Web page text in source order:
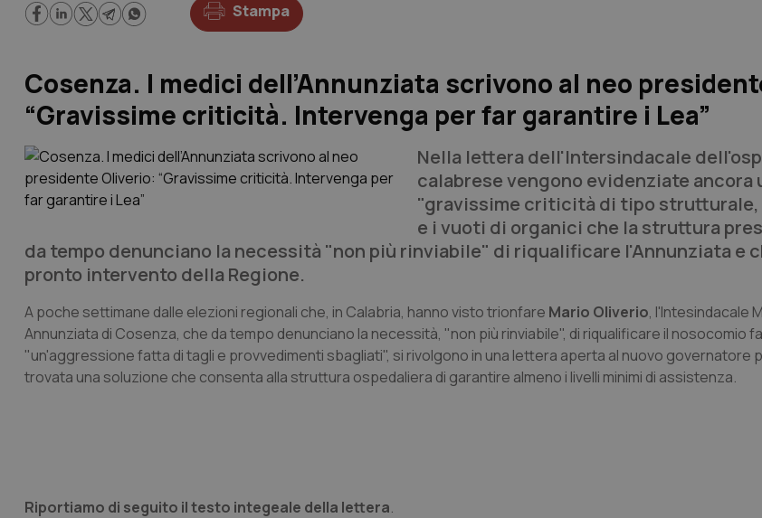
Stampa
Cosenza. I medici dell’Annunziata scrivono al neo
“Gravissime criticità. Intervenga per far garantire i Lea”
Nella lettera dell'Intersindacale
calabrese vengono evidenziate ancora
"gravissime criticità di tipo
e i vuoti di organici che la struttura
da tempo denunciano la necessità "non più rinviabile" di riqualificare l'Annunziata e
pronto intervento della Regione.
A poche settimane dalle elezioni regionali che, in Calabria, hanno visto trionfare Mario Oliverio, l'Intesindacale
Annunziata di Cosenza, che da tempo denunciano la necessità, "non più rinviabile", di riqualificare il nosocomio
"un'aggressione fatta di tagli e provvedimenti sbagliati", si rivolgono in una lettera aperta al nuovo governatore
trovata una soluzione che consenta alla struttura ospedaliera di garantire almeno i livelli minimi di assistenza.
Riportiamo di seguito il testo integeale della lettera.